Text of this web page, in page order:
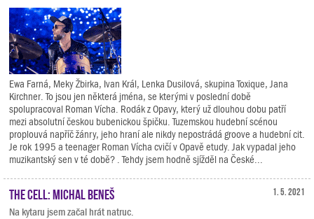
Ewa Farná, Meky Žbirka, Ivan Král, Lenka Dusilová, skupina Toxique, Jana
Kirchner. To jsou jen některá jména, se kterými v poslední době
spolupracoval Roman Vícha. Rodák z Opavy, který už dlouhou dobu patří
mezi absolutní českou bubenickou špičku. Tuzemskou hudební scénou
proplouvá napříč žánry, jeho hraní ale nikdy nepostrádá groove a hudební cit.
Je rok 1995 a teenager Roman Vícha cvičí v Opavě etudy. Jak vypadal jeho
muzikantský sen v té době? . Tehdy jsem hodně sjížděl na České...
1. 5. 2021
The Cell: Michal Beneš
Na kytaru jsem začal hrát natruc.